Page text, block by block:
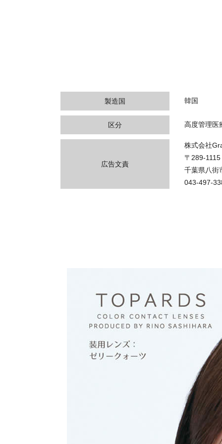
製造国 韓国
区分 高度管理医
広告文責
株式会社
〒289-1115
千葉県八街
043-497-